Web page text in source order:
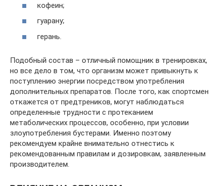
кофеин;
гуарану;
герань.
Подобный состав – отличный помощник в тренировках,
но все дело в том, что организм может привыкнуть к
поступлению энергии посредством употребления
дополнительных препаратов. После того, как спортсмен
откажется от предтреников, могут наблюдаться
определенные трудности с протеканием
метаболических процессов, особенно, при условии
злоупотребления бустерами. Именно поэтому
рекомендуем крайне внимательно отнестись к
рекомендованным правилам и дозировкам, заявленным
производителем.